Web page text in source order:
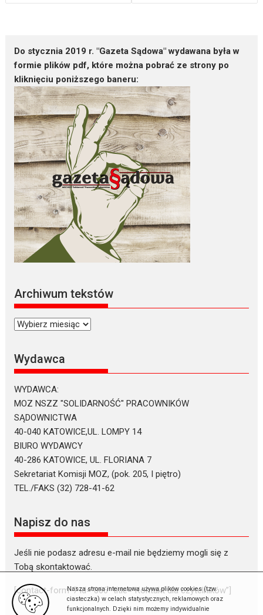
Nasza strona internetowa używa plików cookies (tzw.
ciasteczka) w celach statystycznych, reklamowych oraz
funkcjonalnych. Dzięki nim możemy indywidualnie
Do stycznia 2019 r. "Gazeta Sądowa" wydawana była w
formie plików pdf, które można pobrać ze strony po
kliknięciu poniższego baneru:
Archiwum tekstów
Archiwum
Wydawca
WYDAWCA:
MOZ NSZZ "SOLIDARNOŚĆ" PRACOWNIKÓW
SĄDOWNICTWA
40-040 KATOWICE,UL. LOMPY 14
BIURO WYDAWCY
40-286 KATOWICE, UL. FLORIANA 7
Sekretariat Komisji MOZ, (pok. 205, I piętro)
TEL./FAKS (32) 728-41-62
Napisz do nas
Jeśli nie podasz adresu e-mail nie będziemy mogli się z
Tobą skontaktować.
[contact-form-7 id=”866″ title=”Kontakt dla czytelników”]